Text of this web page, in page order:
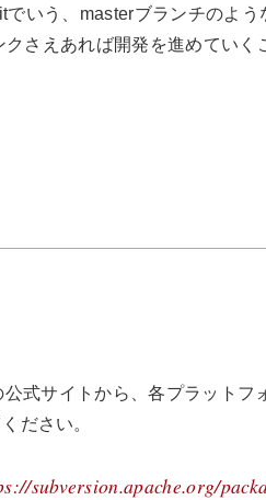
いう、masterブランチのよう
さえあれば開発を進めていく
式サイトから、各プラットフ
ださい。
subversion.apache.org/